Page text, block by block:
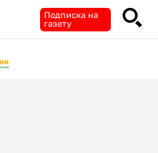
Подписка на
газету